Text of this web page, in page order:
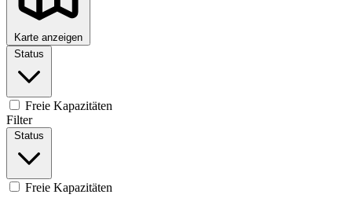
Karte anzeigen
Status
Freie Kapazitäten
Filter
Status
Freie Kapazitäten